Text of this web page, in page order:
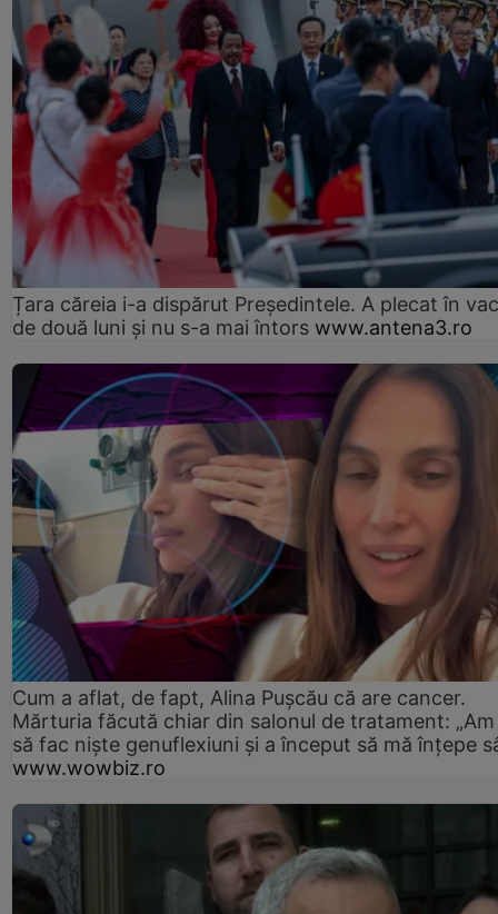
Țara căreia i-a dispărut Președintele. A plecat în
de două luni și nu s-a mai întors www.antena3.ro
Cum a aflat, de fapt, Alina Pușcău că are cancer.
Mărturia făcută chiar din salonul de tratament:
să fac niște genuflexiuni și a început să mă înțepe
www.wowbiz.ro